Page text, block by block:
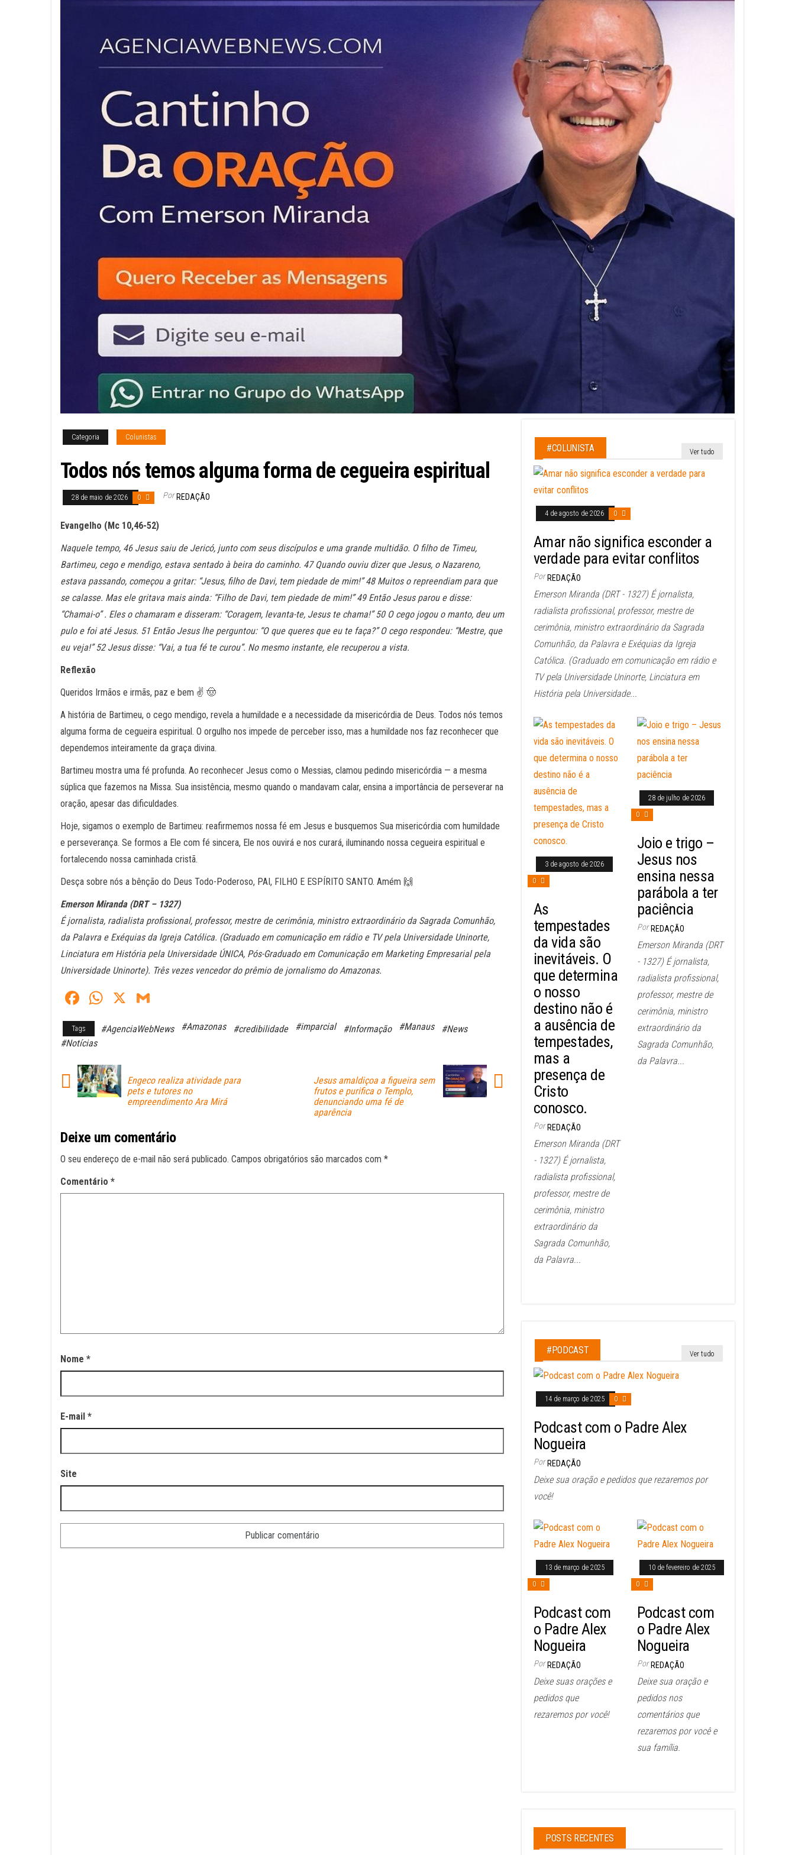
Categoria Colunistas
Todos nós temos alguma forma de cegueira espiritual
28 de maio de 2026 0 Por REDAÇÃO
Evangelho (Mc 10,46-52)
Naquele tempo, 46 Jesus saiu de Jericó, junto com seus discípulos e uma grande multidão. O filho de Timeu,
Bartimeu, cego e mendigo, estava sentado à beira do caminho. 47 Quando ouviu dizer que Jesus, o Nazareno,
estava passando, começou a gritar: “Jesus, filho de Davi, tem piedade de mim!” 48 Muitos o repreendiam para que
se calasse. Mas ele gritava mais ainda: “Filho de Davi, tem piedade de mim!” 49 Então Jesus parou e disse:
“Chamai-o” . Eles o chamaram e disseram: “Coragem, levanta-te, Jesus te chama!” 50 O cego jogou o manto, deu um
pulo e foi até Jesus. 51 Então Jesus lhe perguntou: “O que queres que eu te faça?” O cego respondeu: “Mestre, que
eu veja!” 52 Jesus disse: “Vai, a tua fé te curou”. No mesmo instante, ele recuperou a vista.
Reflexão
Queridos Irmãos e irmãs, paz e bem ✌️ 🤠
A história de Bartimeu, o cego mendigo, revela a humildade e a necessidade da misericórdia de Deus. Todos nós temos
alguma forma de cegueira espiritual. O orgulho nos impede de perceber isso, mas a humildade nos faz reconhecer que
dependemos inteiramente da graça divina.
Bartimeu mostra uma fé profunda. Ao reconhecer Jesus como o Messias, clamou pedindo misericórdia — a mesma
súplica que fazemos na Missa. Sua insistência, mesmo quando o mandavam calar, ensina a importância de perseverar na
oração, apesar das dificuldades.
Hoje, sigamos o exemplo de Bartimeu: reafirmemos nossa fé em Jesus e busquemos Sua misericórdia com humildade
e perseverança. Se formos a Ele com fé sincera, Ele nos ouvirá e nos curará, iluminando nossa cegueira espiritual e
fortalecendo nossa caminhada cristã.
Desça sobre nós a bênção do Deus Todo-Poderoso, PAI, FILHO E ESPÍRITO SANTO. Amém 🙌
Emerson Miranda (DRT – 1327)
É jornalista, radialista profissional, professor, mestre de cerimônia, ministro extraordinário da Sagrada Comunhão,
da Palavra e Exéquias da Igreja Católica. (Graduado em comunicação em rádio e TV pela Universidade Uninorte,
Linciatura em História pela Universidade ÚNICA, Pós-Graduado em Comunicação em Marketing Empresarial pela
Universidade Uninorte). Três vezes vencedor do prêmio de jornalismo do Amazonas.
Fa
ce
bo
ok
W
ts
pp
X
ail
Tags #AgenciaWebNews #Amazonas #credibilidade #imparcial #Informação #Manaus
#News
#Notícias
Engeco realiza atividade para
pets e tutores no
empreendimento Ara Mirá
Jesus amaldiçoa a figueira sem
frutos e purifica o Templo,
denunciando uma fé de
aparência
Deixe um comentário
O seu endereço de e-mail não será publicado. Campos obrigatórios são marcados com *
Comentário *
Nome *
E-mail *
Site
#COLUNISTA Ver tudo
4 de agosto de 2026 0
Amar não significa esconder a
verdade para evitar conflitos
Por REDAÇÃO
Emerson Miranda (DRT - 1327) É jornalista,
radialista profissional, professor, mestre de
cerimônia, ministro extraordinário da Sagrada
Comunhão, da Palavra e Exéquias da Igreja
Católica. (Graduado em comunicação em rádio e
TV pela Universidade Uninorte, Linciatura em
História pela Universidade...
3 de agosto de 2026
0
As
tempestades
da vida são
inevitáveis. O
que determina
o nosso
destino não é
a ausência de
tempestades,
mas a
presença de
Cristo
conosco.
Por REDAÇÃO
Emerson Miranda (DRT
- 1327) É jornalista,
radialista profissional,
professor, mestre de
cerimônia, ministro
extraordinário da
Sagrada Comunhão,
da Palavra...
28 de julho de 2026
0
Joio e trigo –
Jesus nos
ensina nessa
parábola a ter
paciência
Por REDAÇÃO
Emerson Miranda (DRT
- 1327) É jornalista,
radialista profissional,
professor, mestre de
cerimônia, ministro
extraordinário da
Sagrada Comunhão,
da Palavra...
#PODCAST Ver tudo
14 de março de 2025 0
Podcast com o Padre Alex
Nogueira
Por REDAÇÃO
Deixe sua oração e pedidos que rezaremos por
você!
13 de março de 2025
0
Podcast com
o Padre Alex
Nogueira
Por REDAÇÃO
Deixe suas orações e
pedidos que
rezaremos por você!
10 de fevereiro de 2025
0
Podcast com
o Padre Alex
Nogueira
Por REDAÇÃO
Deixe sua oração e
pedidos nos
comentários que
rezaremos por você e
sua família.
POSTS RECENTES